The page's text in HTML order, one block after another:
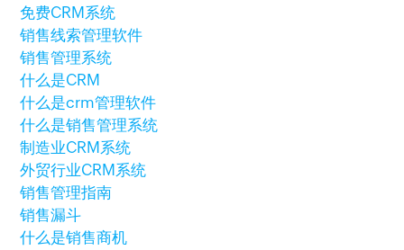
免费CRM系统
销售线索管理软件
销售管理系统
什么是CRM
什么是crm管理软件
什么是销售管理系统
制造业CRM系统
外贸行业CRM系统
销售管理指南
销售漏斗
什么是销售商机